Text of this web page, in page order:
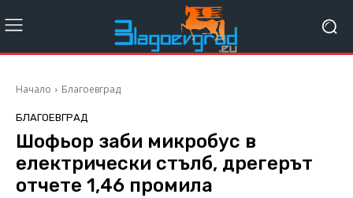
Начало Благоевград
БЛАГОЕВГРАД
Шофьор заби микробус в
електрически стълб, дрегерът
отчете 1,46 промила